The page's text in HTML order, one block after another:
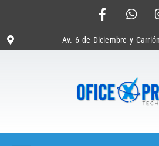
Av. 6 de Diciembre y